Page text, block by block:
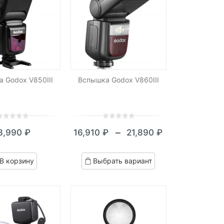
Godox V850III
₽
В корзину
Вспышка Godox V860III
out
based
on
16,910 ₽ – 21,890 ₽
Диапазон
цен:
16,910 ₽
21,890 ₽
Выбрать вариант